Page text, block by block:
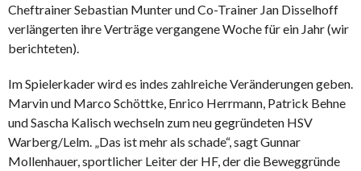
Cheftrainer Sebastian Munter und Co-Trainer Jan Disselhoff
verlängerten ihre Verträge vergangene Woche für ein Jahr (wir
berichteten).
Im Spielerkader wird es indes zahlreiche Veränderungen geben.
Marvin und Marco Schöttke, Enrico Herrmann, Patrick Behne
und Sascha Kalisch wechseln zum neu gegründeten HSV
Warberg/Lelm. „Das ist mehr als schade“, sagt Gunnar
Mollenhauer, sportlicher Leiter der HF, der die Beweggründe